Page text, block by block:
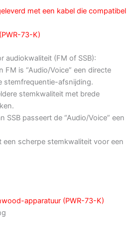
met een kabel die compatibel
73-K)
audiokwaliteit (FM of SSB):
FM is “Audio/Voice” een directe
stemfrequentie-afsnijding.
stemkwaliteit met brede
SSB passeert de “Audio/Voice” een
een scherpe stemkwaliteit voor een
apparatuur (PWR-73-K)